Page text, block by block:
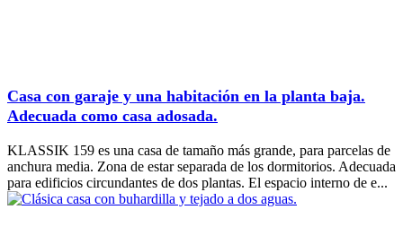
Casa con garaje y una habitación en la planta baja.
Adecuada como casa adosada.
KLASSIK 159 es una casa de tamaño más grande, para parcelas de
anchura media. Zona de estar separada de los dormitorios. Adecuada
para edificios circundantes de dos plantas. El espacio interno de e...